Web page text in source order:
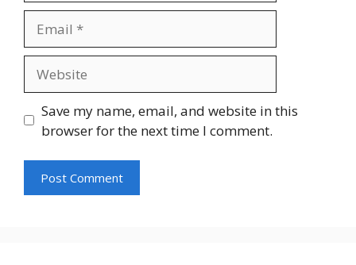
Save my name, email, and website in this
browser for the next time I comment.